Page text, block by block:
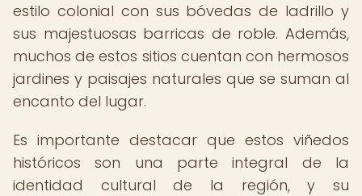
estilo colonial con sus bóvedas de ladrillo y
sus majestuosas barricas de roble. Además,
muchos de estos sitios cuentan con hermosos
jardines y paisajes naturales que se suman al
encanto del lugar.
Es importante destacar que estos viñedos
históricos son una parte integral de la
identidad cultural de la región, y su